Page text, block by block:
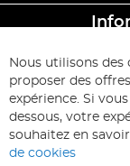
Inscription
à
d’information
:
Nous utilisons des
proposer des
expérience. Si
dessous, votre
souhaitez en
de cookies